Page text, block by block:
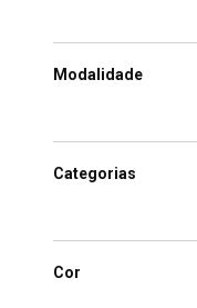
Modalidade
Categorias
Cor